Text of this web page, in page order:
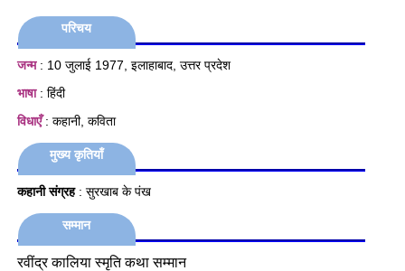
परिचय
जन्म: 10 जुलाई 1977, इलाहाबाद, उत्तर प्रदेश
भाषा: हिंदी
विधाएँ: कहानी, कविता
मुख्य कृतियाँ
कहानी संग्रह: सुरखाब के पंख
सम्मान
रवींद्र कालिया स्मृति कथा सम्मान